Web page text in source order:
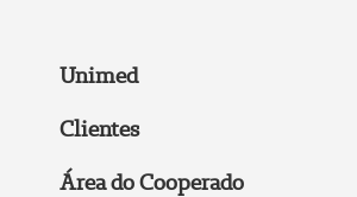
Unimed
Clientes
Área do Cooperado